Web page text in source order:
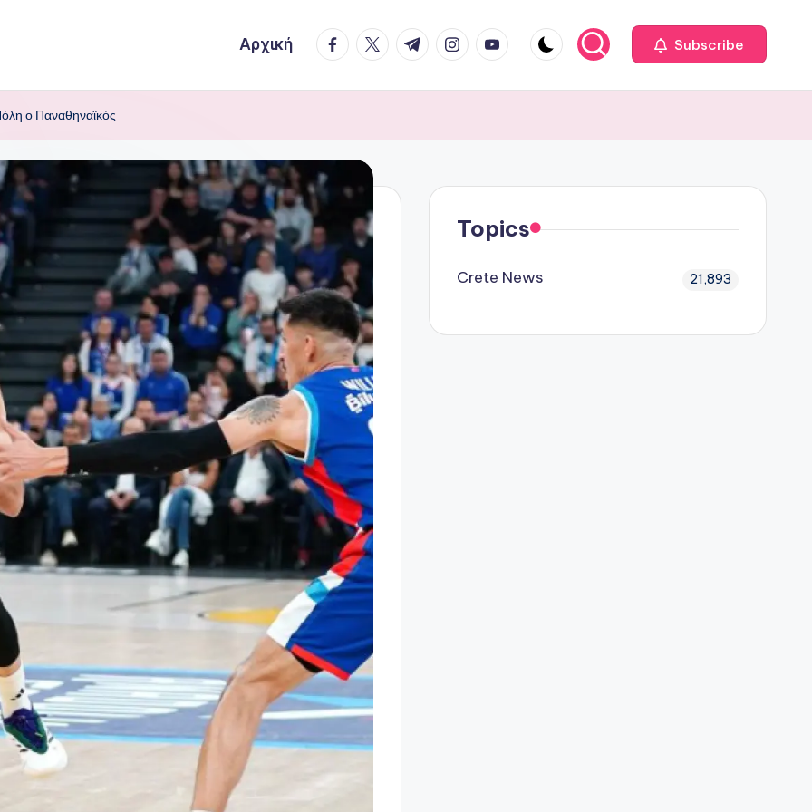
Αρχική facebook.com
twitter.com
t.me instagram.com
youtube.com Subscribe
ο Παναθηναϊκός
Topics
Crete News 21,893